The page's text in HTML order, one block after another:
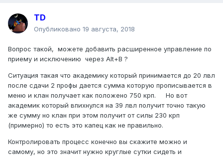
TD
Опубликовано 19 августа, 2018
Вопрос такой, можете добавить расширенное управление по
приему и исключению через Alt+B ?
Ситуация такая что академику который принимается до 20 лвл
после сдачи 2 профы дается сумма которую прописывается в
меню и клан получает как положено 750 крп. Но вот
академик который впихнулся на 39 лвл получит точно такую
же сумму но клан при этом получит от силы 230 крп
(примерно) то есть это капец как не правильно.
Контролировать процесс конечно вы скажите можно и
самому, но это значит нужно круглые сутки сидеть и